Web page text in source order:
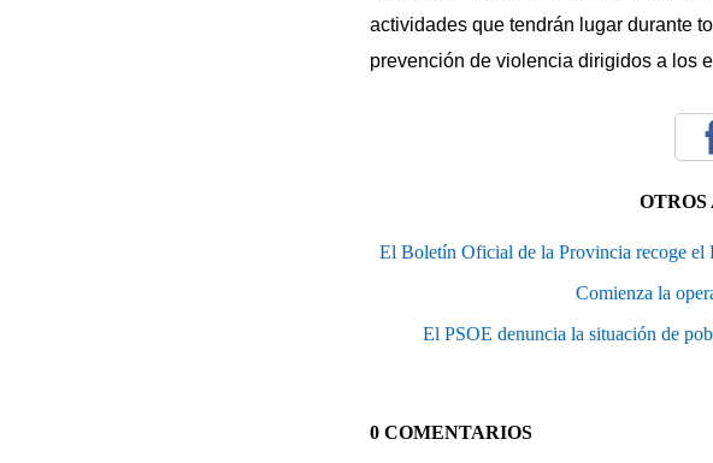
actividades que tendrán lugar durante
prevención de violencia dirigidos a los
El Boletín Oficial de la Provincia recoge el
Comienza la
El PSOE denuncia la situación de
0 COMENTARIOS